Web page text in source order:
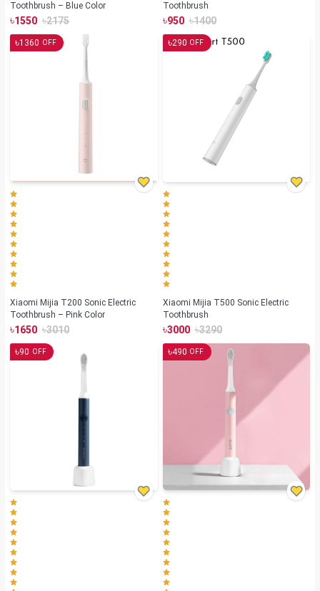
Toothbrush – Blue Color
৳1550 ৳2175
Toothbrush
৳950 ৳1400
৳1360 OFF
Xiaomi Mijia T200 Sonic Electric
Toothbrush – Pink Color
৳1650 ৳3010
৳290 OFF
Xiaomi Mijia T500 Sonic Electric
Toothbrush
৳3000 ৳3290
৳90 OFF ৳490 OFF